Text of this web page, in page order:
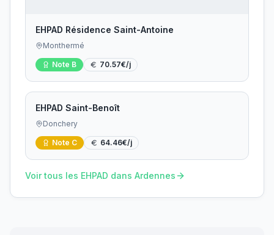
EHPAD Résidence Saint-Antoine
Monthermé
Note B 70.57€/j
EHPAD Saint-Benoît
Donchery
Note C 64.46€/j
Voir tous les EHPAD dans Ardennes